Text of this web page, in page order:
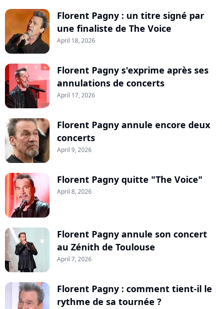
Florent Pagny : un titre signé par
une finaliste de The Voice
April 18, 2026
Florent Pagny s'exprime après ses
annulations de concerts
April 17, 2026
Florent Pagny annule encore deux
concerts
April 9, 2026
Florent Pagny quitte "The Voice"
April 8, 2026
Florent Pagny annule son concert
au Zénith de Toulouse
April 7, 2026
Florent Pagny : comment tient-il le
rythme de sa tournée ?